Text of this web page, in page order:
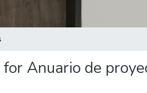
Anuario de